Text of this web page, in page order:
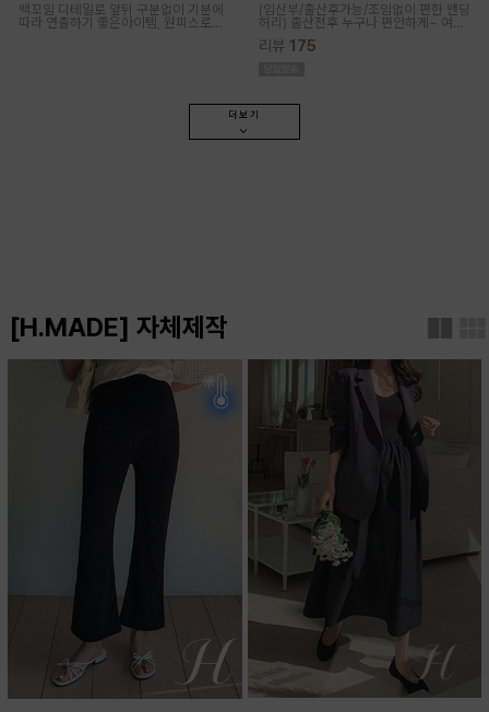
백꼬임 디테일로 앞뒤 구분없이 기분에
따라 연출하기 좋은아이템, 원피스로도,
(임산부/출산후가능/조임없이 편한 밴딩
허리) 출산전후 누구나 편안하게~ 여성
운 플리츠 스커트
리뷰 175
더보기
[H.MADE] 자체제작